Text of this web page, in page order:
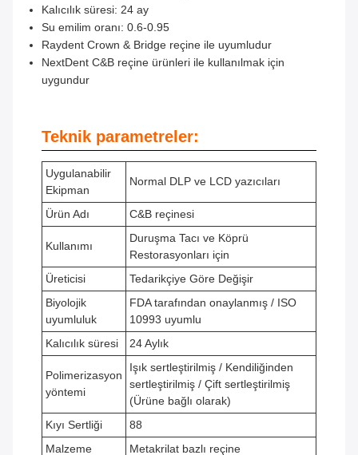
Kalıcılık süresi: 24 ay
Su emilim oranı: 0.6-0.95
Raydent Crown & Bridge reçine ile uyumludur
NextDent C&B reçine ürünleri ile kullanılmak için
uygundur
Teknik parametreler:
Uygulanabilir
Ekipman
Normal DLP ve LCD yazıcıları
Ürün Adı C&B reçinesi
Kullanımı
Duruşma Tacı ve Köprü
Restorasyonları için
Üreticisi
Tedarikçiye Göre Değişir
Biyolojik
uyumluluk
FDA tarafından onaylanmış / ISO
10993 uyumlu
Kalıcılık süresi
24 Aylık
Polimerizasyon
yöntemi
Işık sertleştirilmiş / Kendiliğinden
sertleştirilmiş / Çift sertleştirilmiş
(Ürüne bağlı olarak)
Kıyı Sertliği
88
Malzeme
Metakrilat bazlı reçine